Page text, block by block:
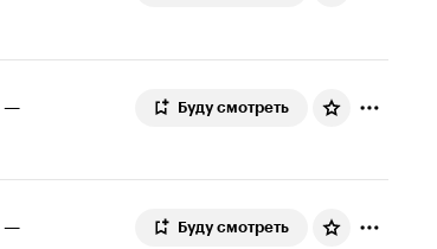
— Буду смотреть
— Буду смотреть